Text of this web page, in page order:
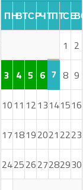
ПНВТСРЧТПТСБ
1 2
3 4 5 6 7 8 9
1011 1213141516
1718192021 2223
24252627282930